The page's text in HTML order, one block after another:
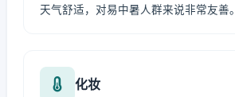
天气舒适，对易中暑人群来说非常友善。
化妆